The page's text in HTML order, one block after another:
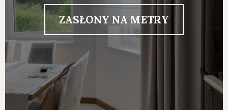
ZASŁONY NA METRY